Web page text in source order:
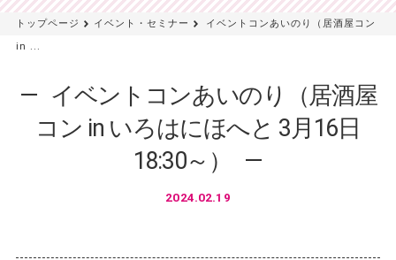
トップページ イベント・セミナー
イベントコンあいのり（居酒屋コン
in ...
イベントコンあいのり（居酒屋
コン in いろはにほへと 3月16日
18:30～）
2024.02.19